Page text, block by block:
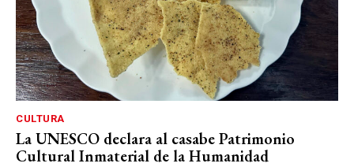
CULTURA
La UNESCO declara al casabe Patrimonio
Cultural Inmaterial de la Humanidad